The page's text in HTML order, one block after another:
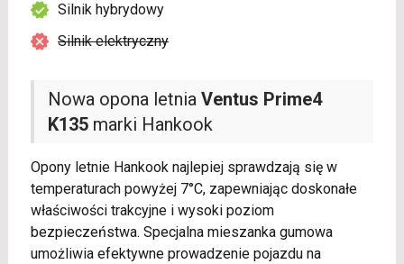
Nowa opona letnia Ventus Prime4
K135marki Hankook
Opony letnie Hankook najlepiej sprawdzają się w
temperaturach powyżej 7°C, zapewniając doskonałe
właściwości trakcyjne i wysoki poziom
bezpieczeństwa. Specjalna mieszanka gumowa
umożliwia efektywne prowadzenie pojazdu na
Silnik hybrydowy
Silnik elektryczny